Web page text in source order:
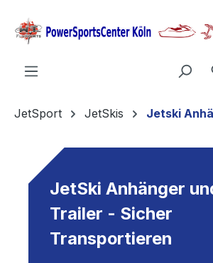
springen
JetSport JetSkis Jetski
JetSki Anhänger
Trailer - Sicher
Transportieren